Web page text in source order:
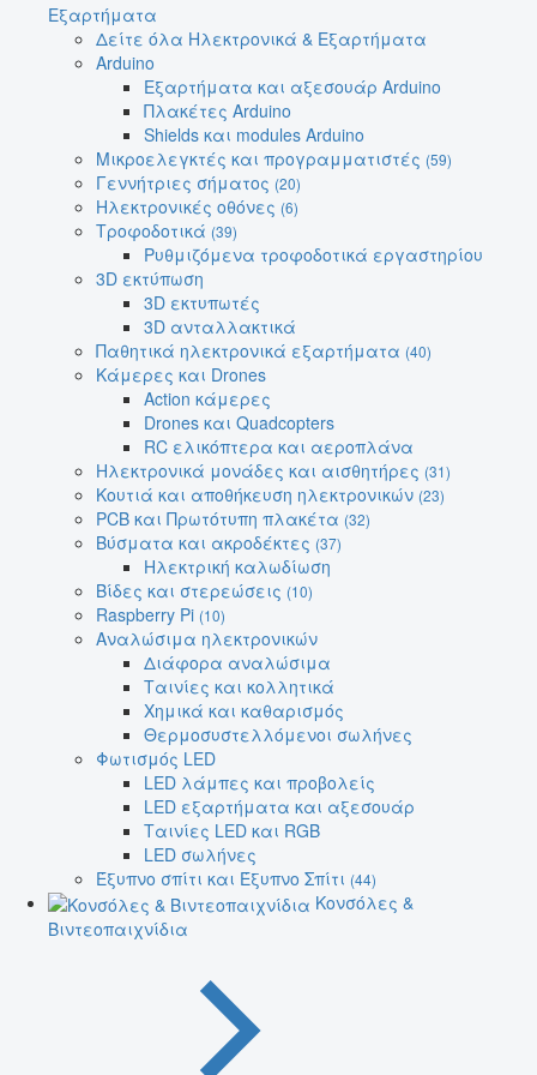
Εξαρτήματα
Δείτε όλα Ηλεκτρονικά & Εξαρτήματα
Arduino
Εξαρτήματα και αξεσουάρ Arduino
Πλακέτες Arduino
Shields και modules Arduino
Μικροελεγκτές και προγραμματιστές (59)
Γεννήτριες σήματος (20)
Ηλεκτρονικές οθόνες (6)
Τροφοδοτικά (39)
Ρυθμιζόμενα τροφοδοτικά εργαστηρίου
3D εκτύπωση
3D εκτυπωτές
3D ανταλλακτικά
Παθητικά ηλεκτρονικά εξαρτήματα (40)
Κάμερες και Drones
Action κάμερες
Drones και Quadcopters
RC ελικόπτερα και αεροπλάνα
Ηλεκτρονικά μονάδες και αισθητήρες (31)
Κουτιά και αποθήκευση ηλεκτρονικών (23)
PCB και Πρωτότυπη πλακέτα (32)
Βύσματα και ακροδέκτες (37)
Ηλεκτρική καλωδίωση
Βίδες και στερεώσεις (10)
Raspberry Pi (10)
Αναλώσιμα ηλεκτρονικών
Διάφορα αναλώσιμα
Ταινίες και κολλητικά
Χημικά και καθαρισμός
Θερμοσυστελλόμενοι σωλήνες
Φωτισμός LED
LED λάμπες και προβολείς
LED εξαρτήματα και αξεσουάρ
Ταινίες LED και RGB
LED σωλήνες
Έξυπνο σπίτι και Έξυπνο Σπίτι (44)
Κονσόλες &
Βιντεοπαιχνίδια